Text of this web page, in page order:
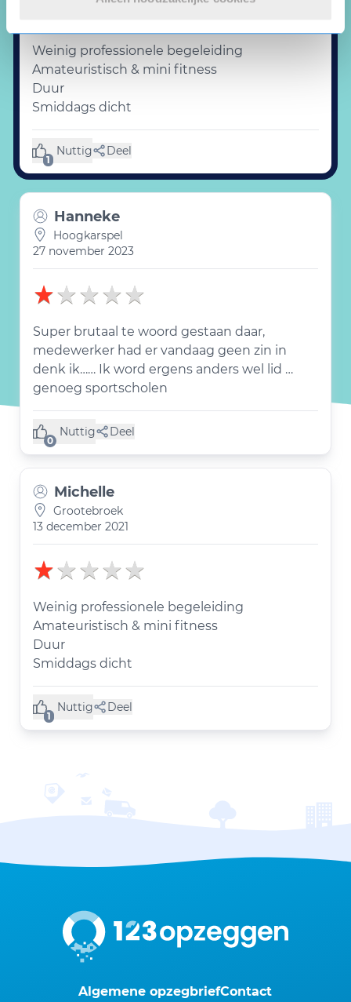
Weinig professionele begeleiding
Amateuristisch & mini fitness
Duur
Smiddags dicht
1
Nuttig
(1 like) Deel
Hanneke
Hoogkarspel
27 november 2023
Super brutaal te woord gestaan daar,
medewerker had er vandaag geen zin in
denk ik…… Ik word ergens anders wel lid …
genoeg sportscholen
0
Nuttig
(0 like) Deel
Michelle
Grootebroek
13 december 2021
Weinig professionele begeleiding
Amateuristisch & mini fitness
Duur
Smiddags dicht
1
Nuttig
(1 like) Deel
Algemene opzegbriefContact